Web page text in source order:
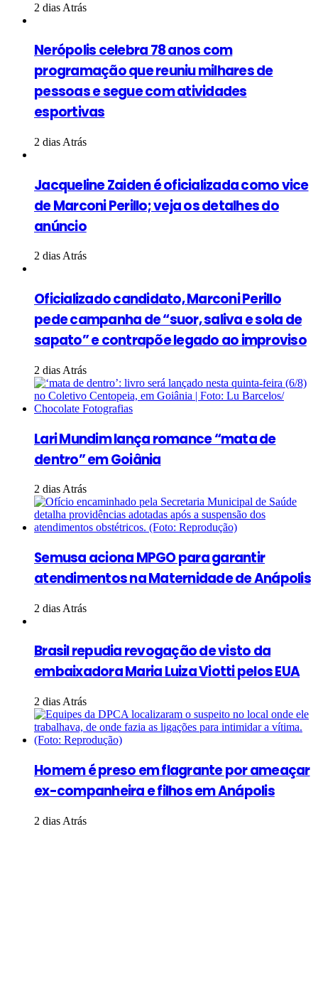
2 dias Atrás
Nerópolis celebra 78 anos com
programação que reuniu milhares de
pessoas e segue com atividades
esportivas
2 dias Atrás
Jacqueline Zaiden é oficializada como vice
de Marconi Perillo; veja os detalhes do
anúncio
2 dias Atrás
Oficializado candidato, Marconi Perillo
pede campanha de “suor, saliva e sola de
sapato” e contrapõe legado ao improviso
2 dias Atrás
Lari Mundim lança romance “mata de
dentro” em Goiânia
2 dias Atrás
Semusa aciona MPGO para garantir
atendimentos na Maternidade de Anápolis
2 dias Atrás
Brasil repudia revogação de visto da
embaixadora Maria Luiza Viotti pelos EUA
2 dias Atrás
Homem é preso em flagrante por ameaçar
ex-companheira e filhos em Anápolis
2 dias Atrás